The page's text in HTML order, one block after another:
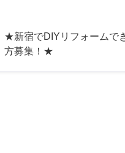
★新宿でDIYリフォームで
方募集！★